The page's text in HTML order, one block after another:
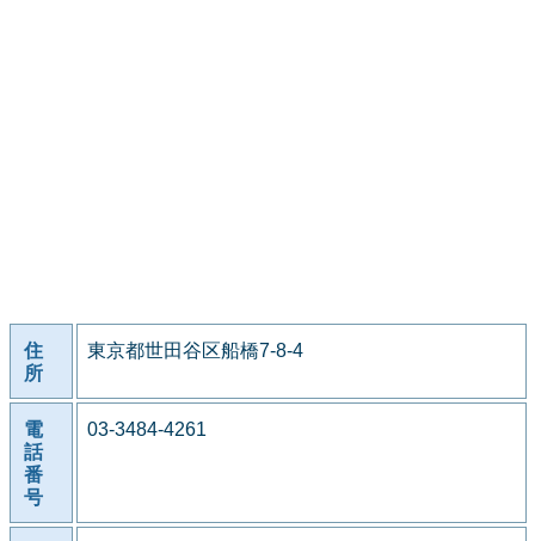
住
所
東京都世田谷区船橋7-8-4
電
話
番
号
03-3484-4261